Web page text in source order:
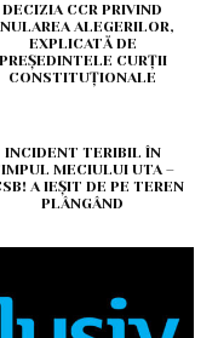
DECIZIA CCR PRIVIND
ALEGERILOR,
EXPLICATĂ DE
PREȘEDINTELE CURȚII
CONSTITUȚIONALE
INCIDENT TERIBIL ÎN
MECIULUI UTA –
A IEȘIT DE PE TEREN
PLÂNGÂND